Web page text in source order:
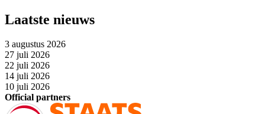
Laatste nieuws
3 augustus 2026
27 juli 2026
22 juli 2026
14 juli 2026
10 juli 2026
Official partners